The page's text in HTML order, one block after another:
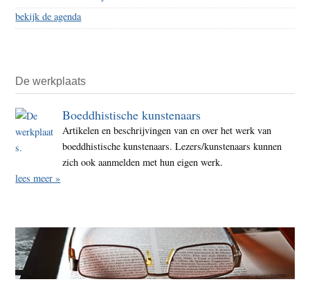
bekijk de agenda
De werkplaats
Boeddhistische kunstenaars
Artikelen en beschrijvingen van en over het werk van
boeddhistische kunstenaars. Lezers/kunstenaars kunnen
zich ook aanmelden met hun eigen werk.
lees meer »